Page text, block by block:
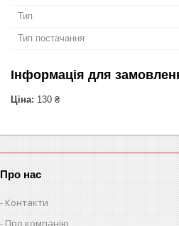
Тип
Тип постачання
Інформація для
Ціна: 130 ₴
Про нас
Контакти
Про компанію